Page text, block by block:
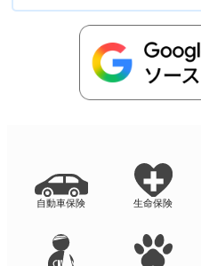
自動車保険 生命保険